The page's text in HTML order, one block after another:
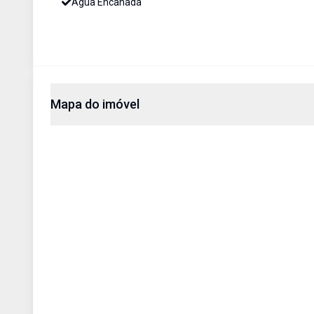
Mapa do imóvel